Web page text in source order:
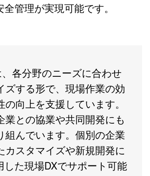
管理が実現可能です。
、各分野のニーズに合わせ
ズする形で、現場作業の効
向上を支援しています。
業との協業や共同開発にも
組んでいます。個別の企業
カスタマイズや新規開発に
した現場DXでサポート可能